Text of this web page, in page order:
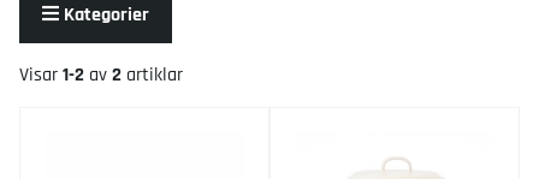
Kategorier
Visar1-2 av2 artiklar